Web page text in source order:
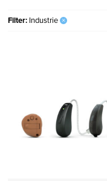
Filter:Industrie ×